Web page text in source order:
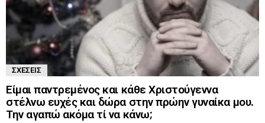
ΣΧΈΣΕΙΣ
Είμαι παντρεμένος και κάθε Χριστούγεννα
στέλνω ευχές και δώρα στην πρώην γυναίκα μου.
Την αγαπώ ακόμα τί να κάνω;